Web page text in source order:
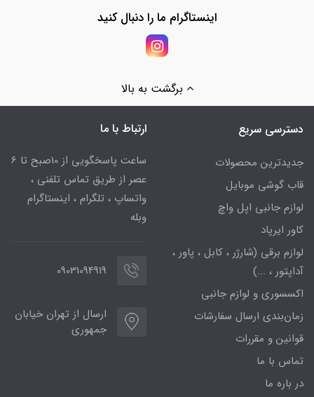
اینستاگرام ما را دنبال کنید
برگشت به بالا
دسترسی سریع
جدیدترین محصولات
قاب گوشی موبایل
لوازم جانبی اپل واچ
کاور ایرپاد
لوازم برقی (شارژر ، کابل ، پاور ،
آداپتور ، ...)
اکسسوری و لوازم جانبی
زمان‌بندی ارسال سفارشات
قوانین و مقررات
تماس با ما
در باره ما
ارتباط با ما
ساعت پاسخگویی از 10صبح تا 6
عصر از طریق تماس تلفنی ،
واتساپ ، تلگرام ، اینستاگرام
وبله
09031094919
ارسال از تهران خیابان
جمهوری